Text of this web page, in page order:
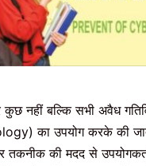
कुछ नहीं बल्कि सभी अवैध
का उपयोग करके की
तकनीक की मदद से